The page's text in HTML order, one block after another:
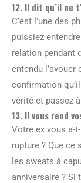
12. Il dit qu’il ne
C’est l’une des
puissiez
relation pendant
entendu l’avouer
confirmation
vérité et passez
13. Il vous rend
Votre ex vous a-
rupture ? Que
les sweats à
anniversaire ? Si